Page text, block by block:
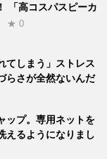
「高コスパスピーカ
★ 0
てしまう」ストレス
らさが全然ないんだ
ップ。専用ネットを
えるようになりまし